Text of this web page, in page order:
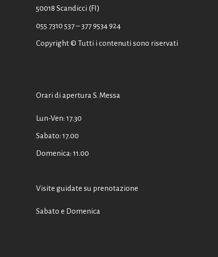
50018 Scandicci (FI)
055 7310 537– 377 9534 924
Copyright © Tutti i contenuti sono riservati
Orari di apertura S. Messa
Lun-Ven: 17.30
Sabato: 17.00
Domenica: 11.00
Visite guidate su prenotazione
Sabato e Domenica